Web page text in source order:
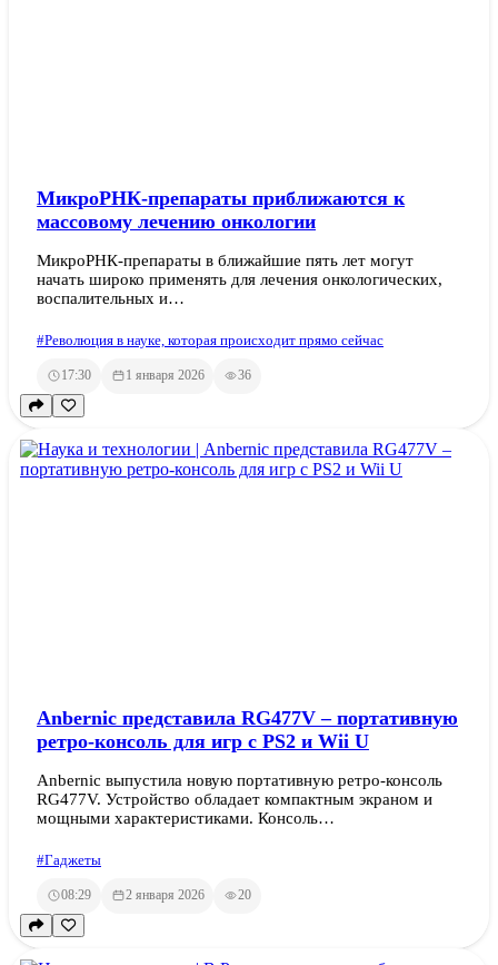
МикроРНК-препараты приближаются к
массовому лечению онкологии
МикроРНК-препараты в ближайшие пять лет могут
начать широко применять для лечения онкологических,
воспалительных и…
#Революция в науке, которая происходит прямо сейчас
17:30 1 января 2026 36
Anbernic представила RG477V – портативную
ретро-консоль для игр с PS2 и Wii U
Anbernic выпустила новую портативную ретро-консоль
RG477V. Устройство обладает компактным экраном и
мощными характеристиками. Консоль…
#Гаджеты
08:29 2 января 2026 20